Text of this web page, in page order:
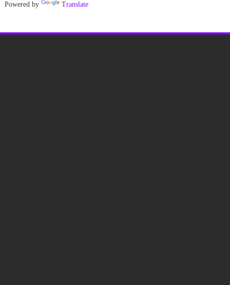
Powered by Translate